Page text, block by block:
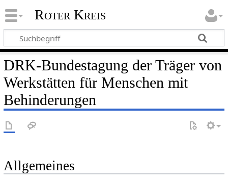
Roter Kreis
DRK-Bundestagung der Träger von
Werkstätten für Menschen mit
Behinderungen
Allgemeines